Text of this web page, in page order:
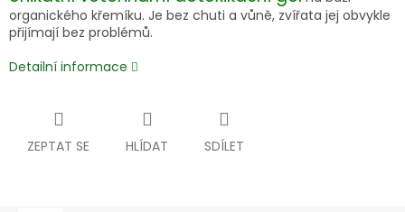
organického křemíku. Je bez chuti a vůně, zvířata jej obvykle
přijímají bez problémů.
Detailní informace
ZEPTAT SE HLÍDAT SDÍLET